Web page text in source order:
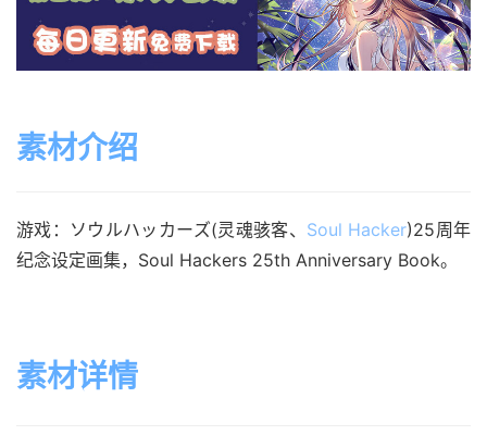
素材介绍
游戏：ソウルハッカーズ(灵魂骇客、 Soul Hacker)25周年
纪念设定画集，Soul Hackers 25th Anniversary Book。
素材详情